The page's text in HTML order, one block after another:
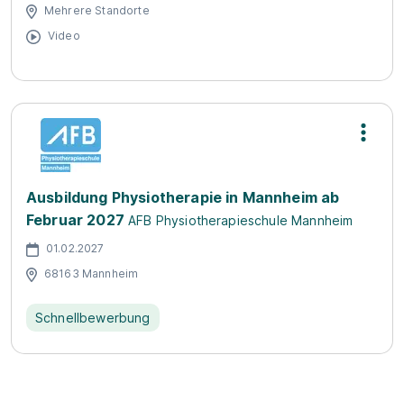
Mehrere Standorte
Video
Ausbildung Physiotherapie in Mannheim ab
Februar 2027 AFB Physiotherapieschule Mannheim
01.02.2027
68163 Mannheim
Schnellbewerbung